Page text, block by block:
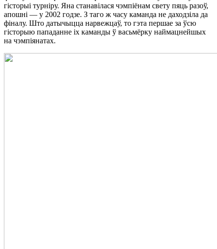
гісторыі турніру. Яна станавілася чэмпіёнам свету пяць разоў,
апошні — у 2002 годзе. З таго ж часу каманда не даходзіла да
фіналу. Што датычыцца нарвежцаў, то гэта першае за ўсю
гісторыю пападанне іх каманды ў васьмёрку наймацнейшых
на чэмпіянатах.